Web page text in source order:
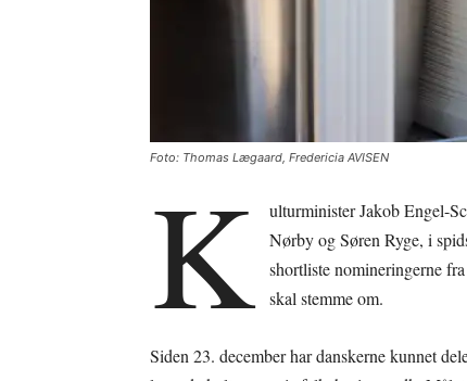
Foto: Thomas Lægaard, Fredericia AVISEN
K
ulturminister Jakob Engel-
Nørby og Søren Ryge, i
shortliste nomineringerne
skal stemme om.
Siden 23. december har danskerne kunnet